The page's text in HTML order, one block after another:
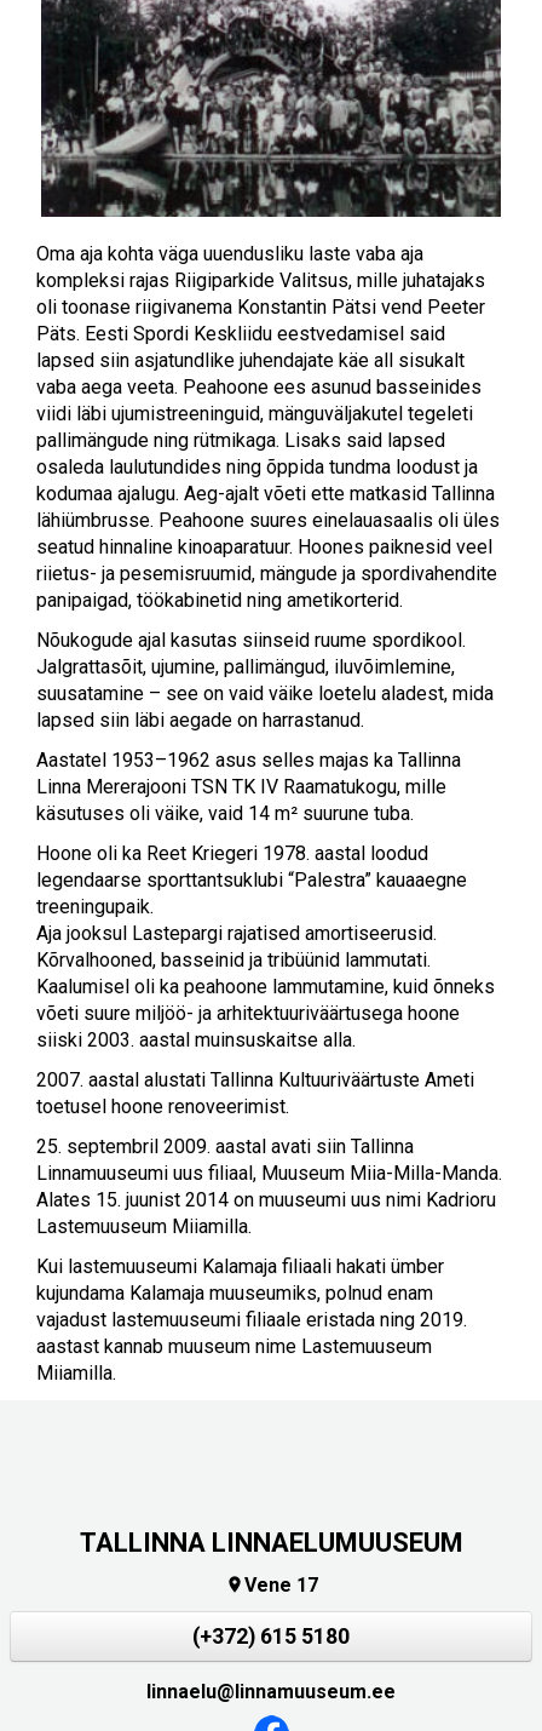
Oma aja kohta väga uuendusliku laste vaba aja
kompleksi rajas Riigiparkide Valitsus, mille juhatajaks
oli toonase riigivanema Konstantin Pätsi vend Peeter
Päts. Eesti Spordi Keskliidu eestvedamisel said
lapsed siin asjatundlike juhendajate käe all sisukalt
vaba aega veeta. Peahoone ees asunud basseinides
viidi läbi ujumistreeninguid, mänguväljakutel tegeleti
pallimängude ning rütmikaga. Lisaks said lapsed
osaleda laulutundides ning õppida tundma loodust ja
kodumaa ajalugu. Aeg-ajalt võeti ette matkasid Tallinna
lähiümbrusse. Peahoone suures einelauasaalis oli üles
seatud hinnaline kinoaparatuur. Hoones paiknesid veel
riietus- ja pesemisruumid, mängude ja spordivahendite
panipaigad, töökabinetid ning ametikorterid.
Nõukogude ajal kasutas siinseid ruume spordikool.
Jalgrattasõit, ujumine, pallimängud, iluvõimlemine,
suusatamine – see on vaid väike loetelu aladest, mida
lapsed siin läbi aegade on harrastanud.
Aastatel 1953–1962 asus selles majas ka Tallinna
Linna Mererajooni TSN TK IV Raamatukogu, mille
käsutuses oli väike, vaid 14 m² suurune tuba.
Hoone oli ka Reet Kriegeri 1978. aastal loodud
legendaarse sporttantsuklubi “Palestra” kauaaegne
treeningupaik.
Aja jooksul Lastepargi rajatised amortiseerusid.
Kõrvalhooned, basseinid ja tribüünid lammutati.
Kaalumisel oli ka peahoone lammutamine, kuid õnneks
võeti suure miljöö- ja arhitektuuriväärtusega hoone
siiski 2003. aastal muinsuskaitse alla.
2007. aastal alustati Tallinna Kultuuriväärtuste Ameti
toetusel hoone renoveerimist.
25. septembril 2009. aastal avati siin Tallinna
Linnamuuseumi uus filiaal, Muuseum Miia-Milla-Manda.
Alates 15. juunist 2014 on muuseumi uus nimi Kadrioru
Lastemuuseum Miiamilla.
Kui lastemuuseumi Kalamaja filiaali hakati ümber
kujundama Kalamaja muuseumiks, polnud enam
vajadust lastemuuseumi filiaale eristada ning 2019.
aastast kannab muuseum nime Lastemuuseum
Miiamilla.
TALLINNA LINNAELUMUUSEUM
Vene 17
(+372) 615 5180
linnaelu@linnamuuseum.ee